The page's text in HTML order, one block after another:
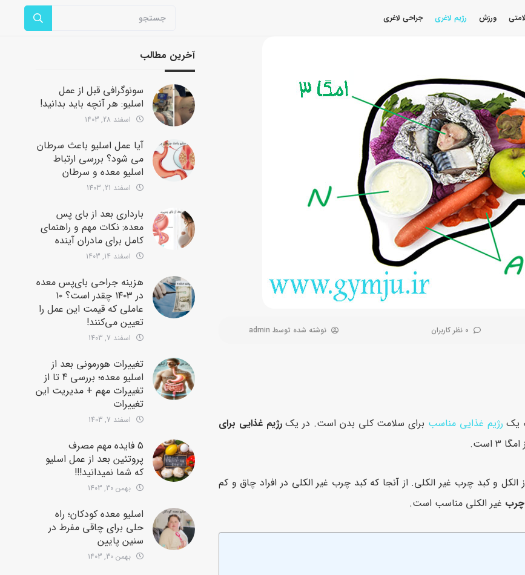
ورزش رژیم لاغری جراحی لاغری
0 نظر کاربران نوشته شده توسط admin
یک رژیم غذایی مناسب برای سلامت کلی بدن است. در یکرژیم غذایی برای
است.
و کبد چرب غیر الکلی. از آنجا که کبد چرب غیر الکلی در افراد چاق و کم
چرب غیر الکلی مناسب است.
آخرین مطالب
سونوگرافی قبل از عمل
اسلیو: هر آنچه باید بدانید!
اسفند 28, 1403
آیا عمل اسلیو باعث سرطان
می شود؟ بررسی ارتباط
اسلیو معده و سرطان
اسفند 21, 1403
بارداری بعد از بای پس
معده: نکات مهم و راهنمای
کامل برای مادران آینده
اسفند 14, 1403
هزینه جراحی بای‌پس معده
در ۱۴۰۳ چقدر است؟ ۱۰
عاملی که قیمت این عمل را
تعیین می‌کنند!
اسفند 7, 1403
تغییرات هورمونی بعد از
اسلیو معده؛ بررسی 4 تا از
تغییرات مهم + مدیریت این
تغییرات
اسفند 7, 1403
5 فایده مهم مصرف
پروتئین بعد از عمل اسلیو
که شما نمیدانید!!!
بهمن 30, 1403
اسلیو معده کودکان؛ راه
حلی برای چاقی مفرط در
سنین پایین
بهمن 30, 1403